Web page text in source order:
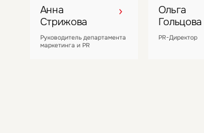
Анна
Стрижова
Руководитель департамента
маркетинга и PR
Ольга
Гольцова
PR-Директор